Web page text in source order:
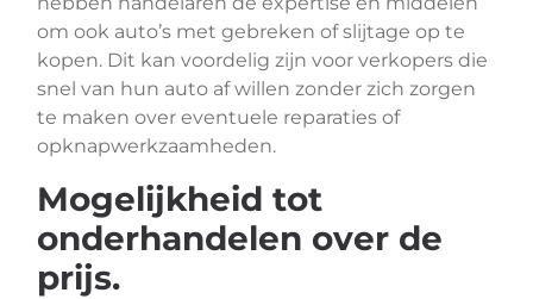
om ook auto’s met gebreken of slijtage op te
kopen. Dit kan voordelig zijn voor verkopers die
snel van hun auto af willen zonder zich zorgen
te maken over eventuele reparaties of
opknapwerkzaamheden.
Mogelijkheid tot
onderhandelen over de
prijs.